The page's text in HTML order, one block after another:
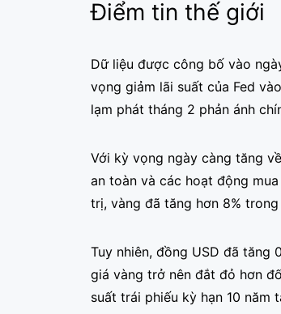
Điểm tin thế giới
Dữ liệu được công bố vào
vọng giảm lãi suất của Fed
lạm phát tháng 2 phản ánh
Với kỳ vọng ngày càng tăng
an toàn và các hoạt động
trị, vàng đã tăng hơn 8% trong
Tuy nhiên, đồng USD đã tăng
giá vàng trở nên đắt đỏ hơn
suất trái phiếu kỳ hạn 10 năm